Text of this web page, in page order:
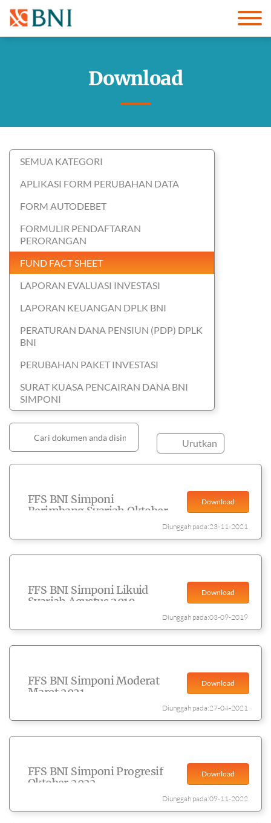
Download
SEMUA KATEGORI
APLIKASI FORM PERUBAHAN DATA
FORM AUTODEBET
FORMULIR PENDAFTARAN
PERORANGAN
FUND FACT SHEET
LAPORAN EVALUASI INVESTASI
LAPORAN KEUANGAN DPLK BNI
PERATURAN DANA PENSIUN (PDP) DPLK
BNI
PERUBAHAN PAKET INVESTASI
SURAT KUASA PENCAIRAN DANA BNI
SIMPONI
Urutkan
FFS BNI Simponi
Berimbang Syariah Oktober
Download
Diunggah pada:23-11-2021
FFS BNI Simponi Likuid
Syariah Agustus 2019
Download
Diunggah pada:03-09-2019
FFS BNI Simponi Moderat
Maret 2021
Download
Diunggah pada:27-04-2021
FFS BNI Simponi Progresif
Oktober 2022
Download
Diunggah pada:09-11-2022